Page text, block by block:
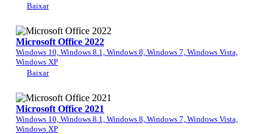
Baixar
Microsoft Office 2022
Windows 10, Windows 8.1, Windows 8, Windows 7, Windows Vista,
Windows XP
Baixar
Microsoft Office 2021
Windows 10, Windows 8.1, Windows 8, Windows 7, Windows Vista,
Windows XP